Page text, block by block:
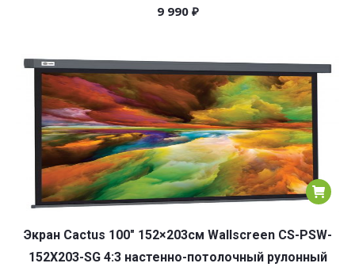
9 990 ₽
Экран Cactus 100″ 152×203см Wallscreen CS-PSW-
152X203-SG 4:3 настенно-потолочный рулонный